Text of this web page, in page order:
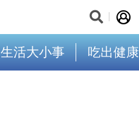
生活大小事 吃出健康